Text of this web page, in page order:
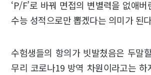
‘P/F’로 바꿔 면접의 변별력을 없애
수능 성적으로만 뽑겠다는 의미가 된
수험생들의 항의가 빗발쳤음은 두말
무리 코로나19 방역 차원이라고는 하